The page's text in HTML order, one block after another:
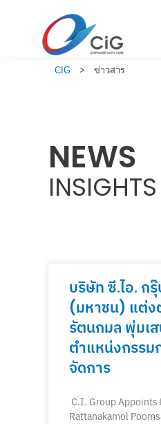
CIG > ข่าวสาร
NEWS
INSIGHTS
บริษัท ซี.ไอ. ก
(มหาชน) แต่
รัตนกมล พุ่มเส
ตำแหน่งกรรม
จัดการ
C.I. Group Appoints
Rattanakamol